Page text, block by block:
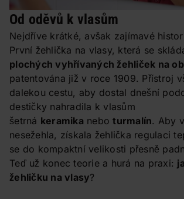
Od oděvů k vlasům
Nejdříve krátké, avšak zajímavé
První žehlička na vlasy, která se
plochých vyhřívaných žehliček na
patentována již v roce 1909. Přístroj
dalekou cestu, aby dostal dnešní
destičky nahradila k vlasům
šetrná keramika neboturmalín. Aby
nesežehla, získala žehlička regulaci
se do kompaktní velikosti přesně
Teď už konec teorie a hurá na praxi:
žehličku na vlasy?